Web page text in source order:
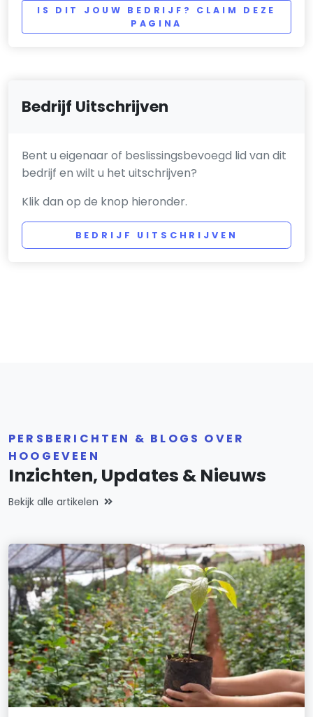
IS DIT JOUW BEDRIJF? CLAIM DEZE
PAGINA
Bedrijf Uitschrijven
Bent u eigenaar of beslissingsbevoegd lid van dit
bedrijf en wilt u het uitschrijven?
Klik dan op de knop hieronder.
BEDRIJF UITSCHRIJVEN
PERSBERICHTEN & BLOGS OVER
HOOGEVEEN
Inzichten, Updates & Nieuws
Bekijk alle artikelen